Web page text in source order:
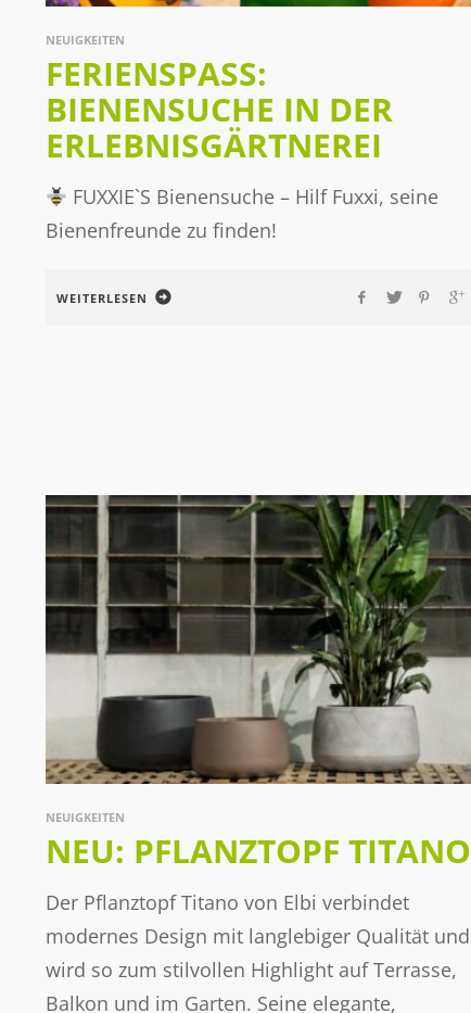
NEUIGKEITEN
FERIENSPASS: B
IENENSUCHE IN DER E
RLEBNISGÄRTNEREI
FUXXIE`S Bienensuche – Hilf Fuxxi, seine
Bienenfreunde zu finden!
WEITERLESEN
NEUIGKEITEN
NEU: PFLANZTOPF TITANO
Der Pflanztopf Titano von Elbi verbindet
modernes Design mit langlebiger Qualität und
wird so zum stilvollen Highlight auf Terrasse,
Balkon und im Garten. Seine elegante,